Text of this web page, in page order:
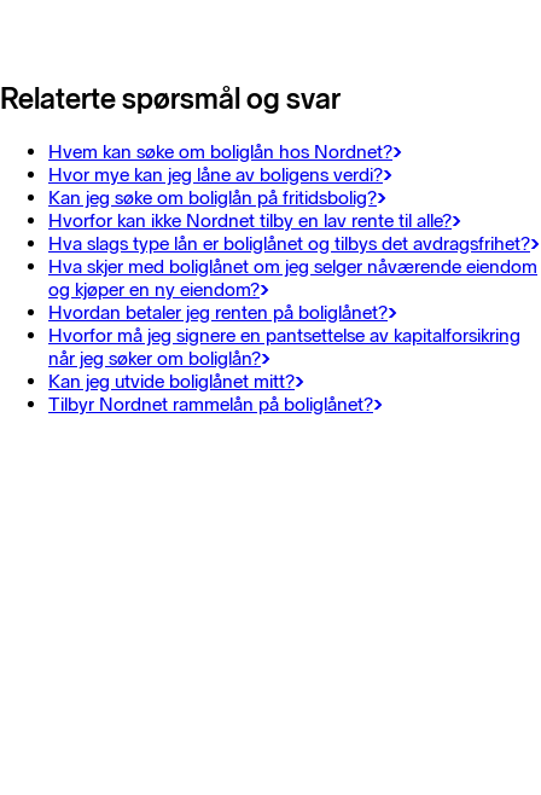
Relaterte spørsmål og svar
Hvem kan søke om boliglån hos Nordnet?
Hvor mye kan jeg låne av boligens verdi?
Kan jeg søke om boliglån på fritidsbolig?
Hvorfor kan ikke Nordnet tilby en lav rente til alle?
Hva slags type lån er boliglånet og tilbys det avdragsfrihet?
Hva skjer med boliglånet om jeg selger nåværende eiendom
og kjøper en ny eiendom?
Hvordan betaler jeg renten på boliglånet?
Hvorfor må jeg signere en pantsettelse av kapitalforsikring
når jeg søker om boliglån?
Kan jeg utvide boliglånet mitt?
Tilbyr Nordnet rammelån på boliglånet?